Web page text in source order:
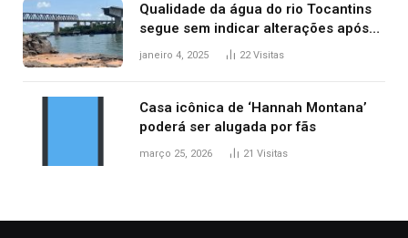
Qualidade da água do rio Tocantins
segue sem indicar alterações após
desabamento da ponte entre MA e
janeiro 4, 2025 22Visitas
Casa icônica de ‘Hannah Montana’
poderá ser alugada por fãs
março 25, 2026 21 Visitas